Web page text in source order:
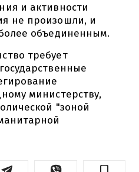
и активности
не произошли, и
объединенным.
требует
министерству,
"зоной